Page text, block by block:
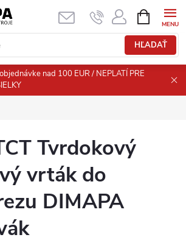
HĽADAŤ
KOŠÍK
nad 100 EUR / NEPLATÍ PRE
Tvrdokový
vrták do
DIMAPA